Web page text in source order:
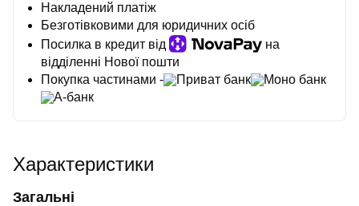
Накладений платіж
Безготівковими для юридичних осіб
Посилка в кредит від
на
відділенні Нової пошти
Покупка частинами -
Приват банк
Моно банк
А-банк
Характеристики
Загальні